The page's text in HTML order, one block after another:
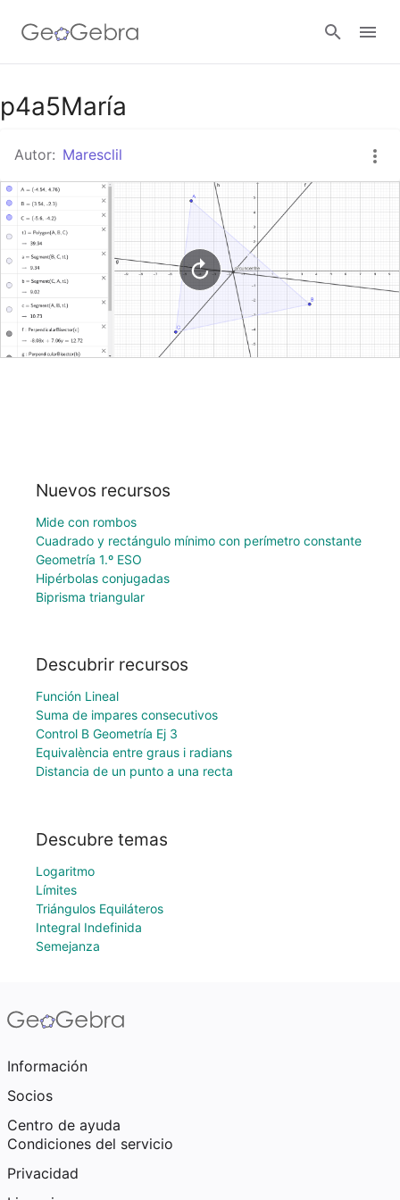
Google Classroom
GeoGebra Classroom
Abrir sesión
p4a5María
Autor: Maresclil
Nuevos recursos
Mide con rombos
Cuadrado y rectángulo mínimo con perímetro constante
Geometría 1.º ESO
Hipérbolas conjugadas
Biprisma triangular
Descubrir recursos
Función Lineal
Suma de impares consecutivos
Control B Geometría Ej 3
Equivalència entre graus i radians
Distancia de un punto a una recta
Descubre temas
Logaritmo
Límites
Triángulos Equiláteros
Integral Indefinida
Semejanza
Información
Socios
Centro de ayuda
Condiciones del servicio
Privacidad